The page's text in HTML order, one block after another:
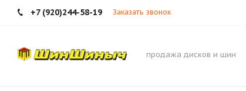
+7 (920)244-58-19 Заказать звонок
продажа дисков и шин